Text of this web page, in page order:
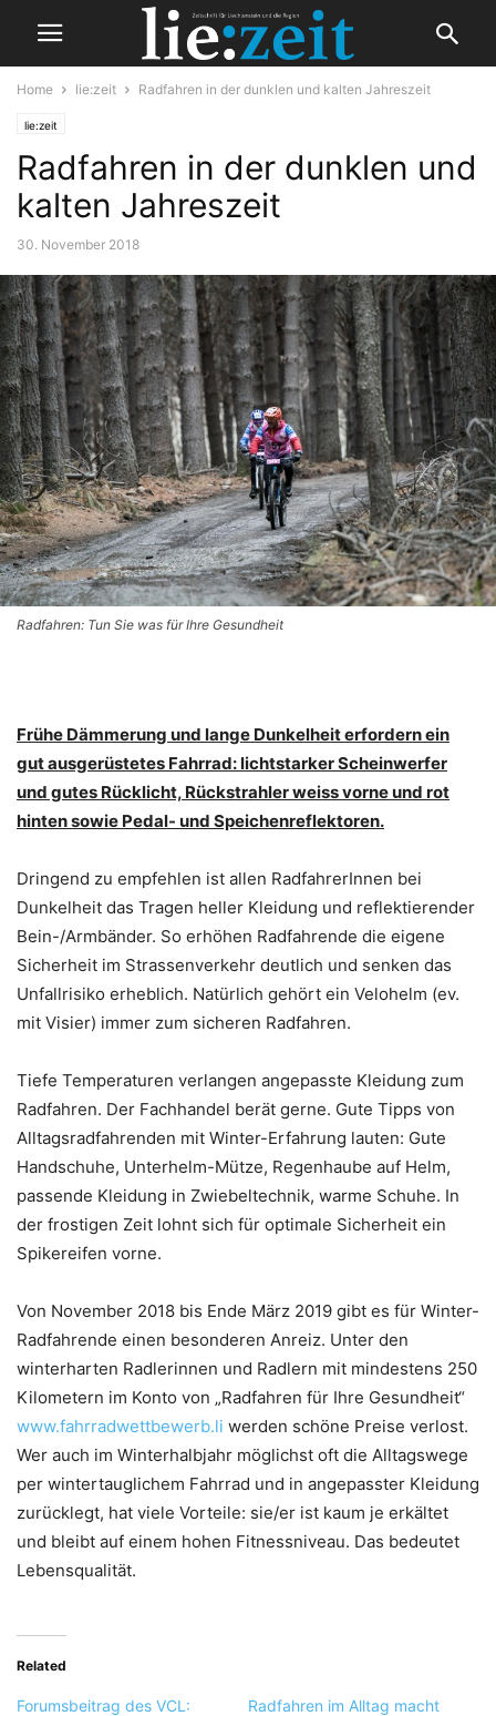
Home lie:zeit Radfahren in der dunklen und kalten Jahreszeit
lie:zeit
Radfahren in der dunklen und
kalten Jahreszeit
30. November 2018
Radfahren: Tun Sie was für Ihre Gesundheit
Frühe Dämmerung und lange Dunkelheit erfordern ein
gut ausgerüstetes Fahrrad: lichtstarker Scheinwerfer
und gutes Rücklicht, Rückstrahler weiss vorne und rot
hinten sowie Pedal- und Speichenreflektoren.
Dringend zu empfehlen ist allen RadfahrerInnen bei
Dunkelheit das Tragen heller Kleidung und reflektierender
Bein-/Armbänder. So erhöhen Radfahrende die eigene
Sicherheit im Strassenverkehr deutlich und senken das
Unfallrisiko erheblich. Natürlich gehört ein Velohelm (ev.
mit Visier) immer zum sicheren Radfahren.
Tiefe Temperaturen verlangen angepasste Kleidung zum
Radfahren. Der Fachhandel berät gerne. Gute Tipps von
Alltagsradfahrenden mit Winter-Erfahrung lauten: Gute
Handschuhe, Unterhelm-Mütze, Regenhaube auf Helm,
passende Kleidung in Zwiebeltechnik, warme Schuhe. In
der frostigen Zeit lohnt sich für optimale Sicherheit ein
Spikereifen vorne.
Von November 2018 bis Ende März 2019 gibt es für Winter-
Radfahrende einen besonderen Anreiz. Unter den
winterharten Radlerinnen und Radlern mit mindestens 250
Kilometern im Konto von „Radfahren für Ihre Gesundheit“
www.fahrradwettbewerb.li werden schöne Preise verlost.
Wer auch im Winterhalbjahr möglichst oft die Alltagswege
per wintertauglichem Fahrrad und in angepasster Kleidung
zurücklegt, hat viele Vorteile: sie/er ist kaum je erkältet
und bleibt auf einem hohen Fitnessniveau. Das bedeutet
Lebensqualität.
Related
Forumsbeitrag des VCL:
Radfahren im Alltag macht